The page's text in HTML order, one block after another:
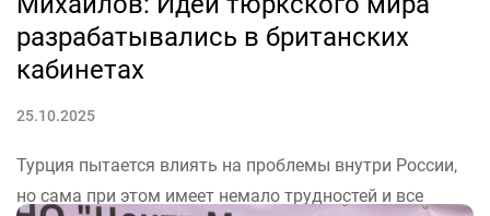
разрабатывались в британских
кабинетах
25.10.2025
Турция пытается влиять на проблемы внутри России,
но сама при этом имеет немало трудностей и все